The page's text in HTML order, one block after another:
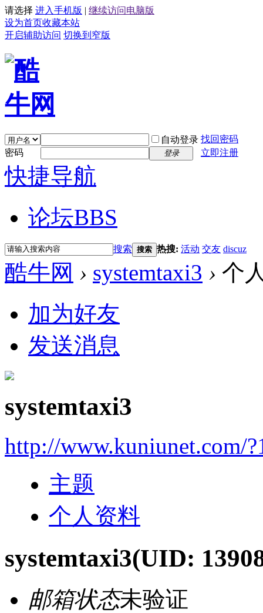
请选择 进入手机版 | 继续访问电脑版
设为首页收藏本站
开启辅助访问 切换到窄版
自动登录 找回密码
密码
登录 立即注册
快捷导航
论坛BBS
搜索 搜索 热搜: 活动 交友 discuz
酷牛网 › systemtaxi3 › 个
加为好友
发送消息
systemtaxi3
http://www.kuniunet.com/
主题
个人资料
systemtaxi3(UID:
邮箱状态未验证